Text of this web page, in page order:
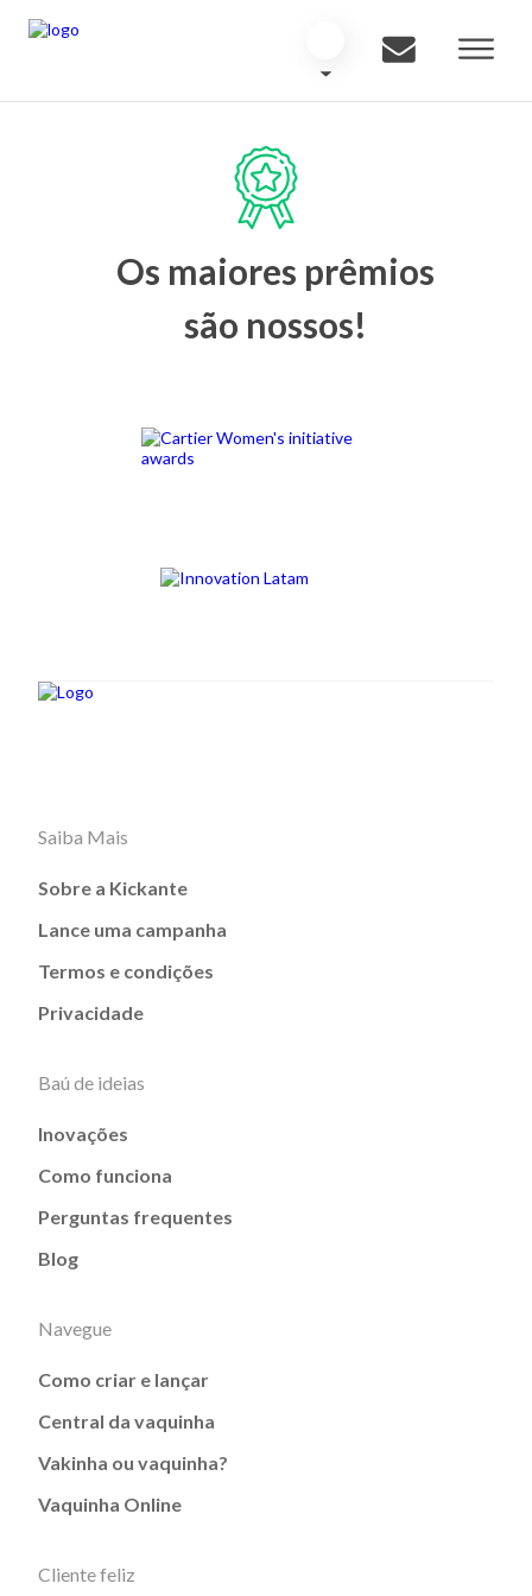
Os maiores prêmios
são nossos!
Saiba Mais
Sobre a Kickante
Lance uma campanha
Termos e condições
Privacidade
Baú de ideias
Inovações
Como funciona
Perguntas frequentes
Blog
Navegue
Como criar e lançar
Central da vaquinha
Vakinha ou vaquinha?
Vaquinha Online
Cliente feliz